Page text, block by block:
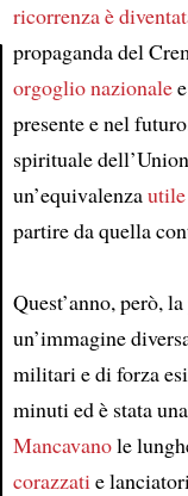
Article
ricorrenza è
propaganda del
orgoglio nazionalee
presente e nel
spirituale
un’equivalenzautile
partire da quella
Quest’anno, però,
un’immagine
militari e di forza
minuti ed è stata
Mancavanole
corazzatie